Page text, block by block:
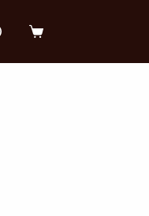
Корзина